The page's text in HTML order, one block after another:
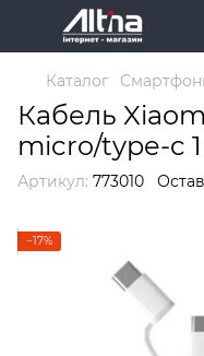
Каталог
Кабель
micro/type-c
Артикул: 773010
−17%